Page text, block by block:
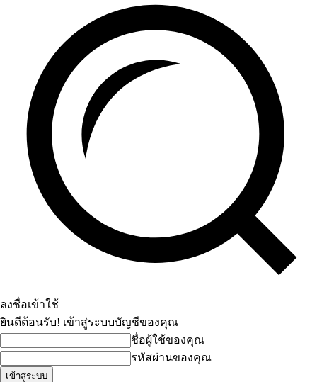
ลงชื่อเข้าใช้
ยินดีต้อนรับ! เข้าสู่ระบบบัญชีของคุณ
ชื่อผู้ใช้ของคุณ
รหัสผ่านของคุณ